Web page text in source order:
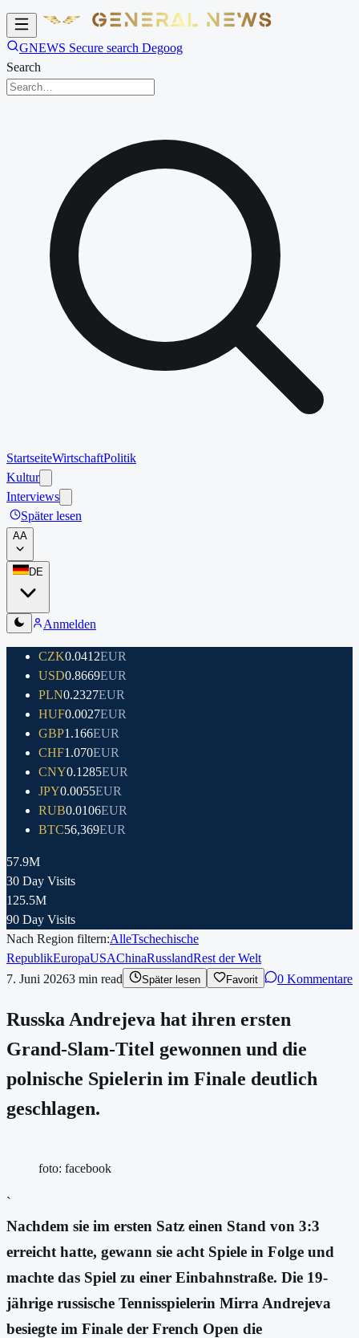
GNEWS Secure search Degoog
Search
StartseiteWirtschaftPolitik
Kultur
Interviews
Später lesen
AA
DE
Anmelden
CZK0.0412EUR
USD0.8669EUR
PLN0.2327EUR
HUF0.0027EUR
GBP1.166EUR
CHF1.070EUR
CNY0.1285EUR
JPY0.0055EUR
RUB0.0106EUR
BTC56,369EUR
57.9M
30 Day Visits
125.5M
90 Day Visits
Nach Region filtern:AlleTschechische
RepublikEuropaUSAChinaRusslandRest der Welt
7. Juni 20263 min read Später lesen Favorit 0 Kommentare
Russka Andrejeva hat ihren ersten
Grand-Slam-Titel gewonnen und die
polnische Spielerin im Finale deutlich
geschlagen.
foto: facebook
`
Nachdem sie im ersten Satz einen Stand von 3:3
erreicht hatte, gewann sie acht Spiele in Folge und
machte das Spiel zu einer Einbahnstraße. Die 19-
jährige russische Tennisspielerin Mirra Andrejeva
besiegte im Finale der French Open die